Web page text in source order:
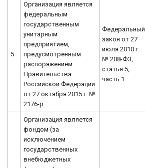
5
Организация является
федеральным
государственным
унитарным
предприятием,
предусмотренным
распоряжением
Правительства
Российской Федерации
от 27 октября 2015 г. №
2176-р
Федеральный
закон от 27
июля 2010 г.
№ 208-ФЗ,
статья 5,
часть 1
Организация является
фондом (за
исключением
государственных
внебюджетных